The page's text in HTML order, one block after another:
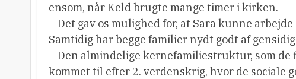
ensom, når Keld brugte mange timer i kirken.
– Det gav os mulighed for, at Sara kunne
Samtidig har begge familier nydt godt af
– Den almindelige kernefamiliestruktur, som
kommet til efter 2. verdenskrig, hvor de